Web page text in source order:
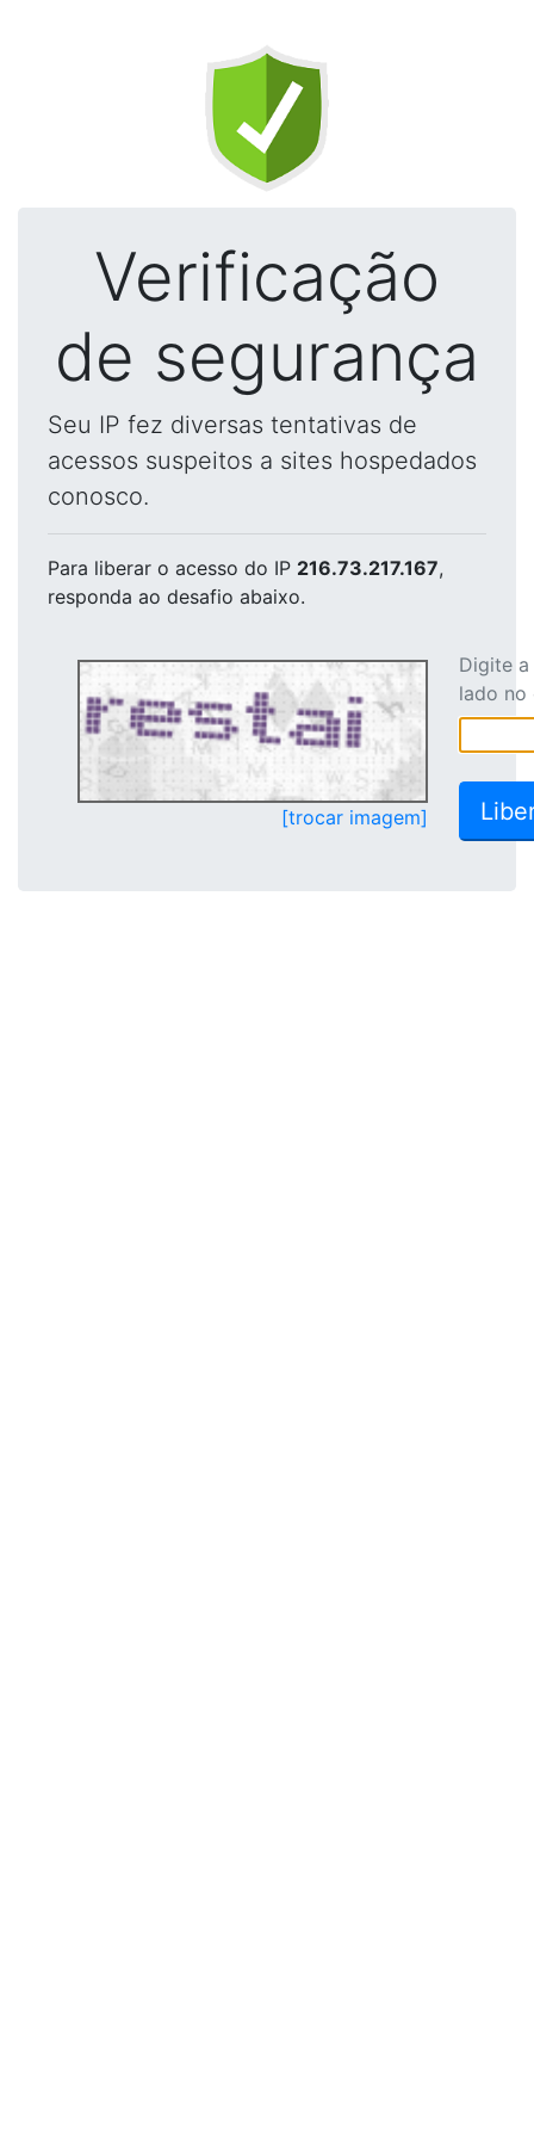
Verificação
de segurança
Seu IP fez diversas tentativas de
acessos suspeitos a sites hospedados
conosco.
Para liberar o acesso do IP 216.73.217.167,
responda ao desafio abaixo.
[trocar imagem]
Digite
lado no